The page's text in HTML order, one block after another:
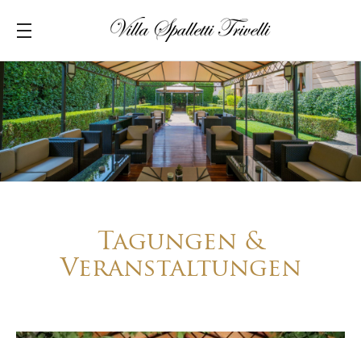
Tagungen &
Veranstaltungen